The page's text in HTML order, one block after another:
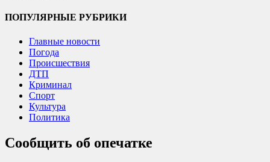
ПОПУЛЯРНЫЕ РУБРИКИ
Главные новости
Погода
Происшествия
ДТП
Криминал
Спорт
Культура
Политика
Сообщить об опечатке